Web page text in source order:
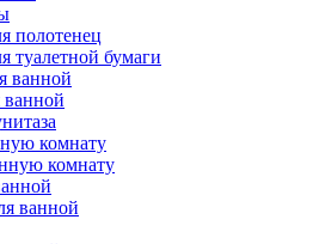
полотенец
туалетной бумаги
ванной
ванной
комнату
комнату
ванной